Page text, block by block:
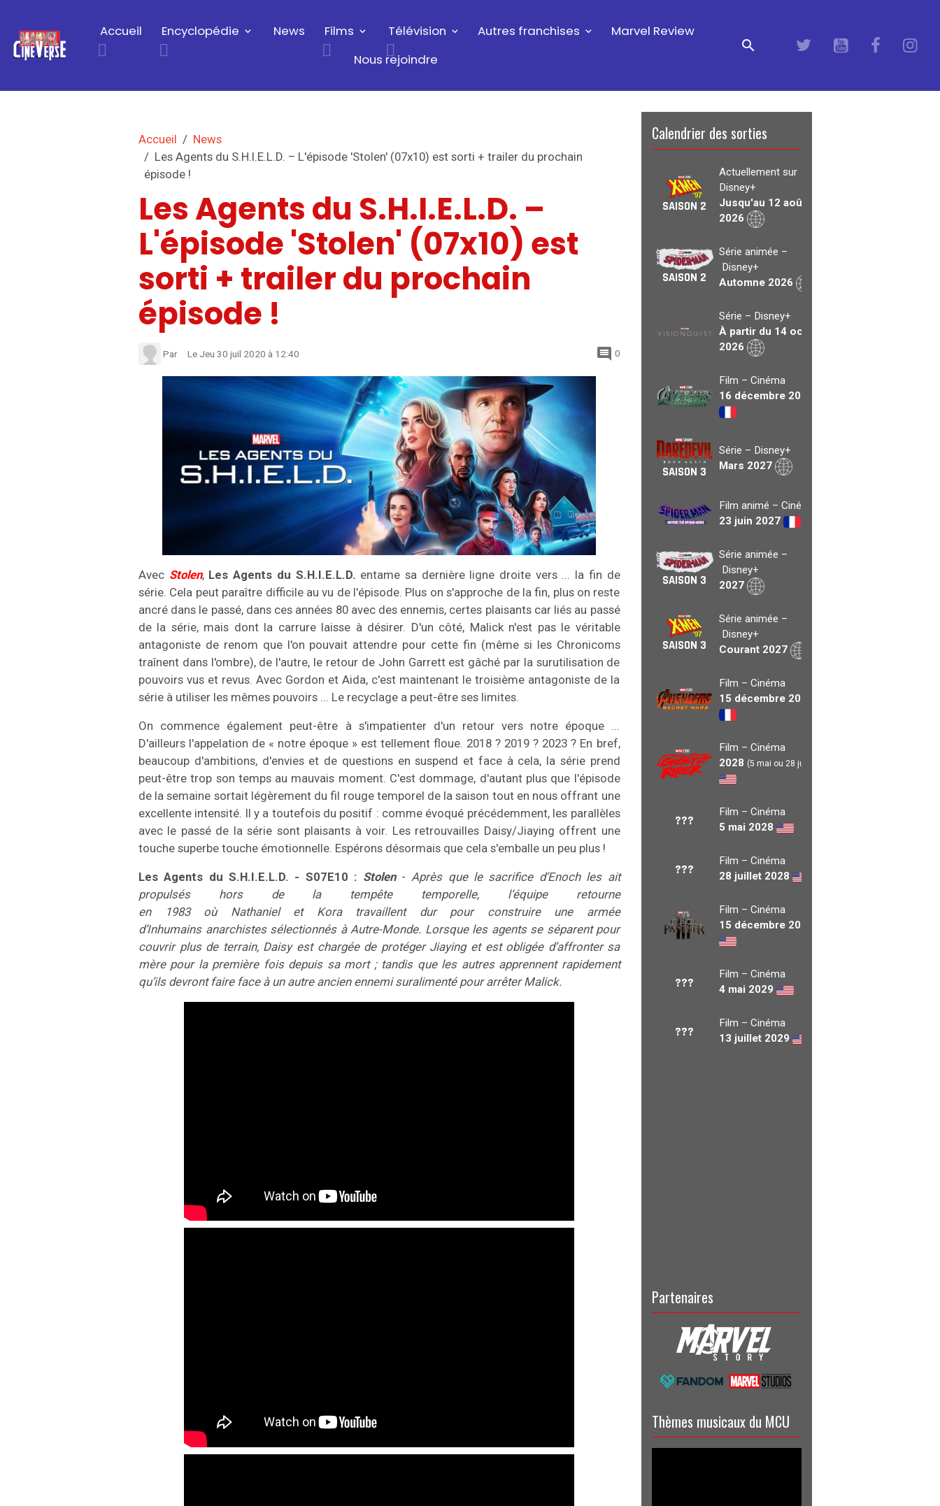
Accueil Encyclopédie News Films Télévision Autres franchises
Marvel Review
Nous rejoindre
Accueil
News
Les Agents du S.H.I.E.L.D. – L'épisode 'Stolen' (07x10) est sorti + trailer du prochain
épisode !
Les Agents du S.H.I.E.L.D. –
L'épisode 'Stolen' (07x10) est
sorti + trailer du prochain
épisode !
Par Le Jeu 30 juil 2020 à 12:40 0
Avec Stolen, Les Agents du S.H.I.E.L.D. entame sa dernière ligne droite vers ... la fin de
série. Cela peut paraître difficile au vu de l'épisode. Plus on s'approche de la fin, plus on reste
ancré dans le passé, dans ces années 80 avec des ennemis, certes plaisants car liés au passé
de la série, mais dont la carrure laisse à désirer. D'un côté, Malick n'est pas le véritable
antagoniste de renom que l'on pouvait attendre pour cette fin (même si les Chronicoms
traînent dans l'ombre), de l'autre, le retour de John Garrett est gâché par la surutilisation de
pouvoirs vus et revus. Avec Gordon et Aida, c'est maintenant le troisième antagoniste de la
série à utiliser les mêmes pouvoirs ... Le recyclage a peut-être ses limites.
On commence également peut-être à s'impatienter d'un retour vers notre époque ...
D'ailleurs l'appelation de « notre époque » est tellement floue. 2018 ? 2019 ? 2023 ? En bref,
beaucoup d'ambitions, d'envies et de questions en suspend et face à cela, la série prend
peut-être trop son temps au mauvais moment. C'est dommage, d'autant plus que l'épisode
de la semaine sortait légèrement du fil rouge temporel de la saison tout en nous offrant une
excellente intensité. Il y a toutefois du positif : comme évoqué précédemment, les parallèles
avec le passé de la série sont plaisants à voir. Les retrouvailles Daisy/Jiaying offrent une
touche superbe touche émotionnelle. Espérons désormais que cela s'emballe un peu plus !
Les Agents du S.H.I.E.L.D. - S07E10 : Stolen- Après que le sacrifice d’Enoch les ait
propulsés hors de la tempête temporelle, l’équipe retourne
en 1983 où Nathaniel et Kora travaillent dur pour construire une armée
d’Inhumains anarchistes sélectionnés à Autre-Monde. Lorsque les agents se séparent pour
couvrir plus de terrain, Daisy est chargée de protéger Jiaying et est obligée d’affronter sa
mère pour la première fois depuis sa mort ; tandis que les autres apprennent rapidement
qu’ils devront faire face à un autre ancien ennemi suralimenté pour arrêter Malick.​
Calendrier des sorties
SAISON 2
Actuellement sur
Disney+
Jusqu'au 12 août
2026
SAISON 2
Série animée –
Disney+
Automne 2026
Série – Disney+
À partir du 14 oct.
2026
Film – Cinéma
16 décembre 2026
SAISON 3
Série – Disney+
Mars 2027
Film animé – Cinéma
23 juin 2027
SAISON 3
Série animée –
Disney+
2027
SAISON 3
Série animée –
Disney+
Courant 2027
Film – Cinéma
15 décembre 2027
Film – Cinéma
2028 (5 mai ou 28 juil.)
???
Film – Cinéma
5 mai 2028
???
Film – Cinéma
28 juillet 2028
Film – Cinéma
15 décembre 2028
???
Film – Cinéma
4 mai 2029
???
Film – Cinéma
13 juillet 2029
Partenaires
Thèmes musicaux du MCU